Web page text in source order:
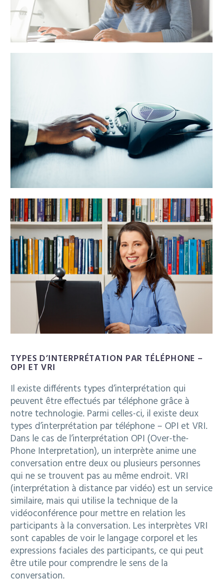
TYPES D’INTERPRÉTATION PAR TÉLÉPHONE –
OPI ET VRI
Il existe différents types d’interprétation qui
peuvent être effectués par téléphone grâce à
notre technologie. Parmi celles-ci, il existe deux
types d’interprétation par téléphone – OPI et VRI.
Dans le cas de l’interprétation OPI (Over-the-
Phone Interpretation), un interprète anime une
conversation entre deux ou plusieurs personnes
qui ne se trouvent pas au même endroit. VRI
(interprétation à distance par vidéo) est un service
similaire, mais qui utilise la technique de la
vidéoconférence pour mettre en relation les
participants à la conversation. Les interprètes VRI
sont capables de voir le langage corporel et les
expressions faciales des participants, ce qui peut
être utile pour comprendre le sens de la
conversation.